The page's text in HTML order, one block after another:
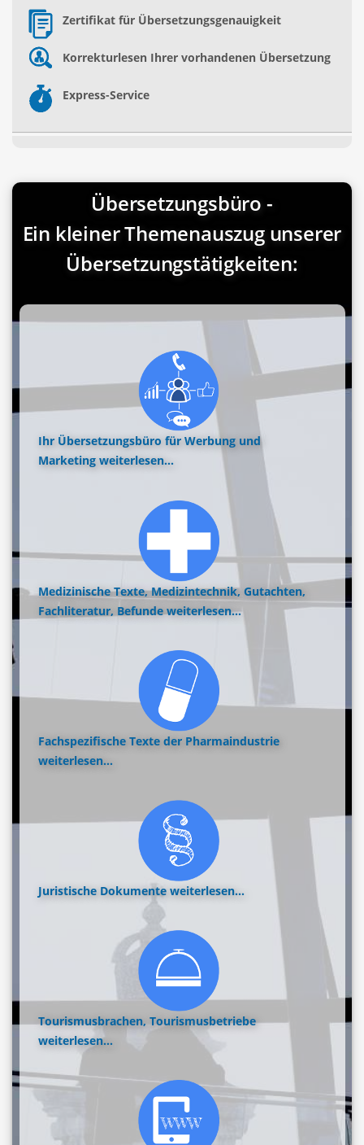
Zertifikat für Übersetzungsgenauigkeit
Korrekturlesen Ihrer vorhandenen Übersetzung
Express-Service
Übersetzungsbüro -
Ein kleiner Themenauszug unserer
Übersetzungstätigkeiten:
Ihr Übersetzungsbüro für Werbung und
Marketing weiterlesen...
Medizinische Texte, Medizintechnik, Gutachten,
Fachliteratur, Befunde weiterlesen...
Fachspezifische Texte der Pharmaindustrie
weiterlesen...
Juristische Dokumente weiterlesen...
Tourismusbrachen, Tourismusbetriebe
weiterlesen...